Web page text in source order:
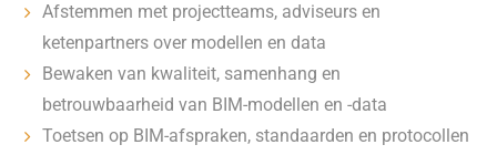
Afstemmen met projectteams, adviseurs en
ketenpartners over modellen en data
Bewaken van kwaliteit, samenhang en
betrouwbaarheid van BIM-modellen en -data
Toetsen op BIM-afspraken, standaarden en protocollen